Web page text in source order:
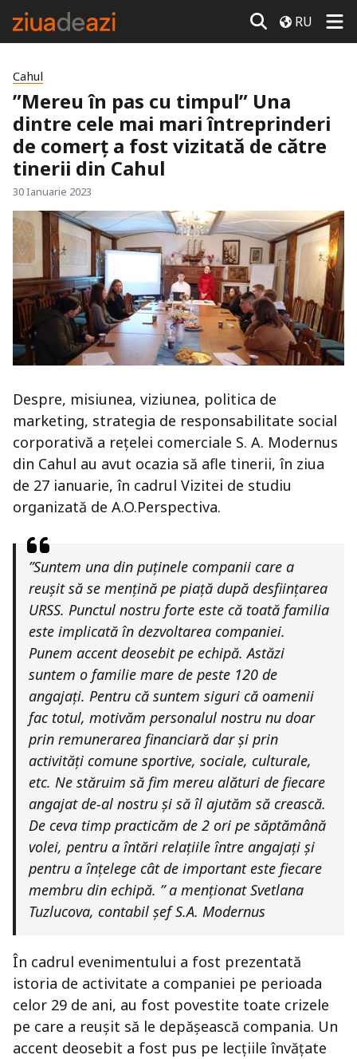
RU
Cahul
”Mereu în pas cu timpul” Una
dintre cele mai mari întreprinderi
de comerț a fost vizitată de către
tinerii din Cahul
30 Ianuarie 2023
Despre, misiunea, viziunea, politica de
marketing, strategia de responsabilitate social
corporativă a rețelei comerciale S. A. Modernus
din Cahul au avut ocazia să afle tinerii, în ziua
de 27 ianuarie, în cadrul Vizitei de studiu
organizată de A.O.Perspectiva.
”Suntem una din puținele companii care a
reușit să se mențină pe piață după desființarea
URSS. Punctul nostru forte este că toată familia
este implicată în dezvoltarea companiei.
Punem accent deosebit pe echipă. Astăzi
suntem o familie mare de peste 120 de
angajați. Pentru că suntem siguri că oamenii
fac totul, motivăm personalul nostru nu doar
prin remunerarea financiară dar și prin
activități comune sportive, sociale, culturale,
etc. Ne stăruim să fim mereu alături de fiecare
angajat de-al nostru și să îl ajutăm să crească.
De ceva timp practicăm de 2 ori pe săptămână
volei, pentru a întări relațiile între angajați și
pentru a înțelege cât de important este fiecare
membru din echipă. ” a menționat Svetlana
Tuzlucova, contabil șef S.A. Modernus
În cadrul evenimentului a fost prezentată
istoria de activitate a companiei pe perioada
celor 29 de ani, au fost povestite toate crizele
pe care a reușit să le depășească compania. Un
accent deosebit a fost pus pe lecțiile învățate